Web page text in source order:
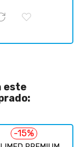
este
-15%